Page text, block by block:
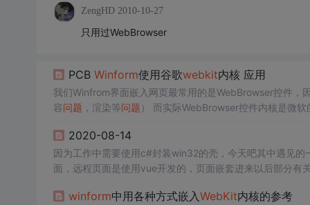
ZengHD 2010-10-27
只用过WebBrowser
PCB Winform使用谷歌webkit内核 应用
我们Winfrom界面嵌入网页最常用的是WebBrowser控件，
容问题 ，渲染等问题 ） 而实际WebBrowser控件内核是微
2020-08-14
因为工作中需要使用c#封装win32的壳，今天吧其中遇见的
面，远程页面是使用vue开发的，页面嵌套进来以后部分有
ws.Forms.dll.
winform中用各种方式嵌入WebKit内核的参考